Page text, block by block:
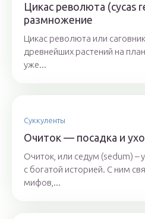
Цикас революта (cycas
размножение
Цикас революта или
древнейших растений на
уже...
Суккуленты
Очиток — посадка и
Очиток, или седум (sedum) –
с богатой историей. С ним
мифов,...